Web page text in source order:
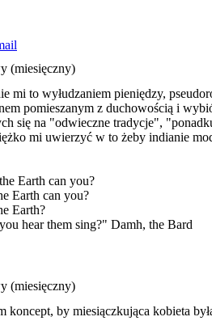
(miesięczny)
mi to wyłudzaniem pieniędzy,
pomieszanym z duchowością i
się na "odwieczne tradycje",
mi uwierzyć w to żeby indianie
Earth can you?
Earth can you?
Earth?
hear them sing?" Damh, the Bard
(miesięczny)
koncept, by miesiączkująca kobieta